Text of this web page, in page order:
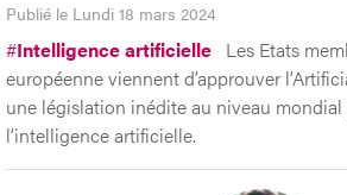
Publié le Lundi 18 mars 2024
#Intelligence artificielle Les Etats
européenne viennent d’approuver
une législation inédite au niveau
l’intelligence artificielle.